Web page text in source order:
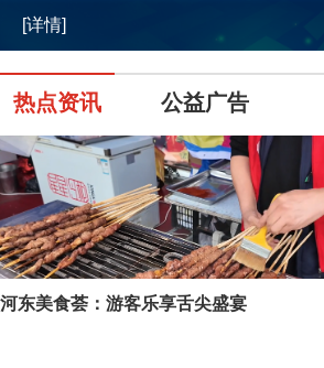
[详情]
热点资讯 公益广告
河东美食荟：游客乐享舌尖盛宴